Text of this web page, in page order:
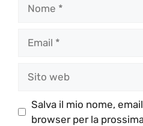
web
Salva il mio nome,
browser per la